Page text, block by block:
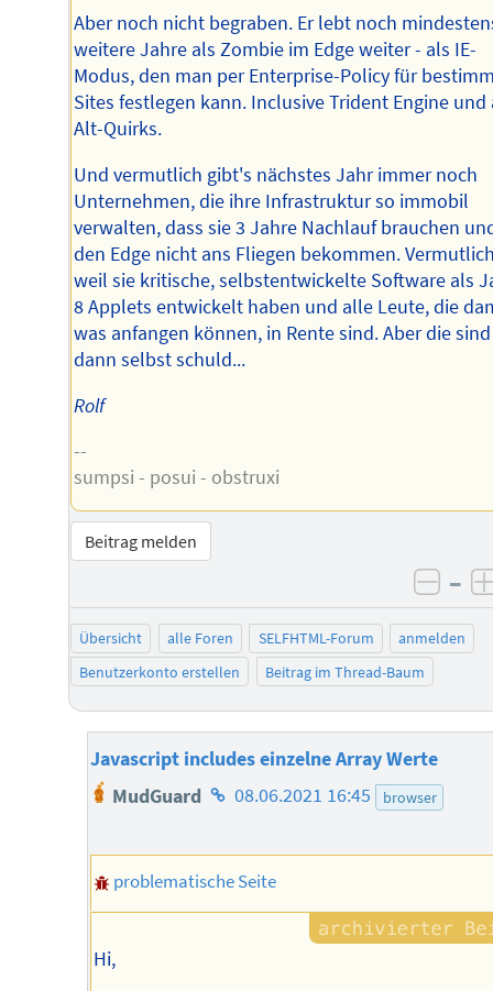
Aber noch nicht begraben. Er lebt noch
weitere Jahre als Zombie im Edge weiter - als IE-
Modus, den man per Enterprise-Policy für
Sites festlegen kann. Inclusive Trident Engine und
Alt-Quirks.
Und vermutlich gibt's nächstes Jahr immer noch
Unternehmen, die ihre Infrastruktur so immobil
verwalten, dass sie 3 Jahre Nachlauf brauchen
den Edge nicht ans Fliegen bekommen.
weil sie kritische, selbstentwickelte Software als
8 Applets entwickelt haben und alle Leute, die
was anfangen können, in Rente sind. Aber die sind
dann selbst schuld...
Rolf
--
sumpsi - posui - obstruxi
Beitrag melden
–
Übersicht alle Foren SELFHTML-Forum
anmelden
Benutzerkonto erstellen
Beitrag im Thread-Baum
Javascript includes einzelne Array Werte
MudGuard Homepage
Autors
08.06.2021 16:45 browser
problematische Seite
Hi,